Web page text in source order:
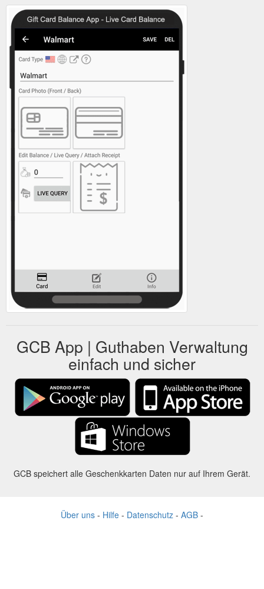
GCB App | Guthaben Verwaltung
einfach und sicher
GCB speichert alle Geschenkkarten Daten nur auf Ihrem Gerät.
Über uns - Hilfe - Datenschutz - AGB -